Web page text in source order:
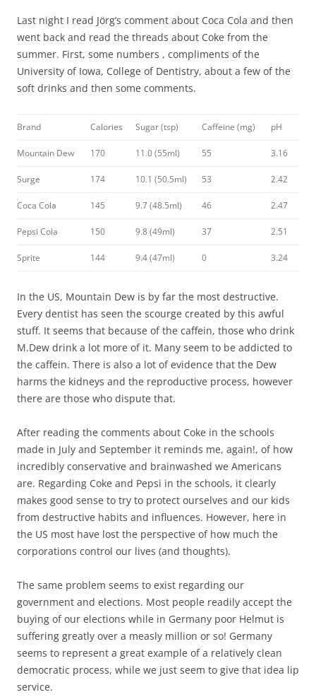
Last night I read Jörg’s comment about Coca Cola and then
went back and read the threads about Coke from the
summer. First, some numbers , compliments of the
University of Iowa, College of Dentistry, about a few of the
soft drinks and then some comments.
Brand Calories Sugar (tsp) Caffeine (mg) pH
Mountain Dew 170 11.0 (55ml) 55 3.16
Surge 174 10.1 (50.5ml) 53 2.42
Coca Cola 145 9.7 (48.5ml) 46 2.47
Pepsi Cola 150 9.8 (49ml) 37 2.51
Sprite 144 9.4 (47ml) 0 3.24
In the US, Mountain Dew is by far the most destructive.
Every dentist has seen the scourge created by this awful
stuff. It seems that because of the caffein, those who drink
M.Dew drink a lot more of it. Many seem to be addicted to
the caffein. There is also a lot of evidence that the Dew
harms the kidneys and the reproductive process, however
there are those who dispute that.
After reading the comments about Coke in the schools
made in July and September it reminds me, again!, of how
incredibly conservative and brainwashed we Americans
are. Regarding Coke and Pepsi in the schools, it clearly
makes good sense to try to protect ourselves and our kids
from destructive habits and influences. However, here in
the US most have lost the perspective of how much the
corporations control our lives (and thoughts).
The same problem seems to exist regarding our
government and elections. Most people readily accept the
buying of our elections while in Germany poor Helmut is
suffering greatly over a measly million or so! Germany
seems to represent a great example of a relatively clean
democratic process, while we just seem to give that idea lip
service.